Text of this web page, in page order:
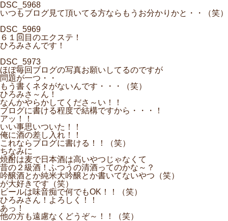
DSC_5968
いつもブログ見て頂いてる方ならもうお分かりかと・・（笑）
DSC_5969
６１回目のエクステ！
ひろみさんです！
DSC_5973
ほぼ毎回ブログの写真お願いしてるのですが
問題が一つ・・
もう書くネタがないんです・・・（笑）
ひろみさ～ん！
なんかやらかしてくださ～い！！
ブログに書ける程度で結構ですから・・・！
アッ！！
いい事思いついた！！
俺に酒の差し入れ！！
これならブログに書ける！！（笑）
ちなみに
焼酎は麦で日本酒は高いやつじゃなくて
昔の２級酒！ふつうの清酒ってのかな～？
吟醸酒とか純米大吟醸とか書いてないやつ（笑）
が大好きです（笑）
ビールは味音痴で何でもOK！！（笑）
ひろみさん！よろしく！！
あっ！
他の方も遠慮なくどうぞ～！！（笑）